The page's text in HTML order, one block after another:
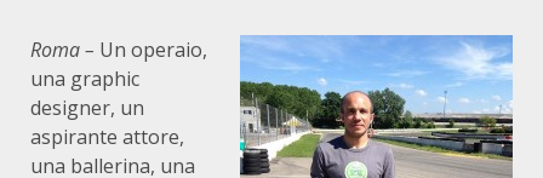
Roma – Un operaio,
una graphic
designer, un
aspirante attore,
una ballerina, una